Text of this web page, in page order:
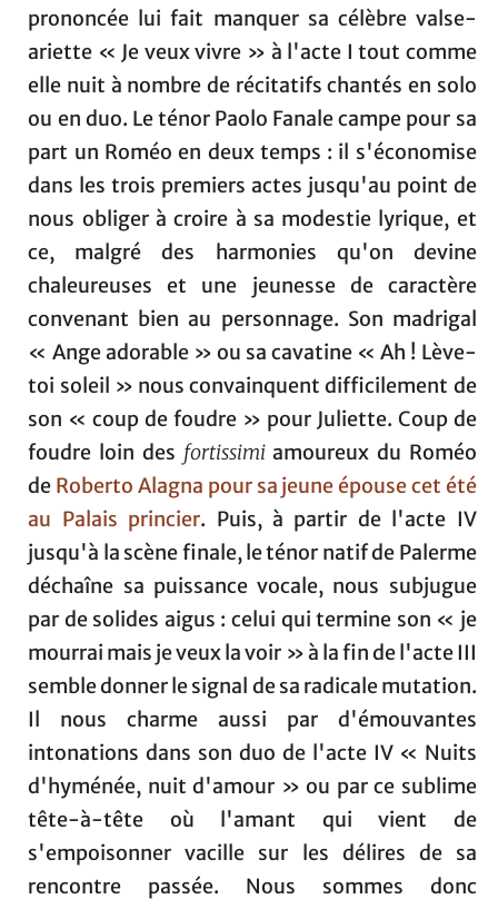
prononcée lui fait manquer sa célèbre valse-
ariette « Je veux vivre » à l'acte I tout comme
elle nuit à nombre de récitatifs chantés en solo
ou en duo. Le ténor Paolo Fanale campe pour sa
part un Roméo en deux temps : il s'économise
dans les trois premiers actes jusqu'au point de
nous obliger à croire à sa modestie lyrique, et
ce, malgré des harmonies qu'on devine
chaleureuses et une jeunesse de caractère
convenant bien au personnage. Son madrigal
« Ange adorable » ou sa cavatine « Ah ! Lève-
toi soleil » nous convainquent difficilement de
son « coup de foudre » pour Juliette. Coup de
foudre loin des fortissimiamoureux du Roméo
de Roberto Alagna pour sa jeune épouse cet été
au Palais princier. Puis, à partir de l'acte IV
jusqu'à la scène finale, le ténor natif de Palerme
déchaîne sa puissance vocale, nous subjugue
par de solides aigus : celui qui termine son « je
mourrai mais je veux la voir » à la fin de l'acte III
semble donner le signal de sa radicale mutation.
Il nous charme aussi par d'émouvantes
intonations dans son duo de l'acte IV « Nuits
d'hyménée, nuit d'amour » ou par ce sublime
tête-à-tête où l'amant qui vient de
s'empoisonner vacille sur les délires de sa
rencontre passée. Nous sommes donc